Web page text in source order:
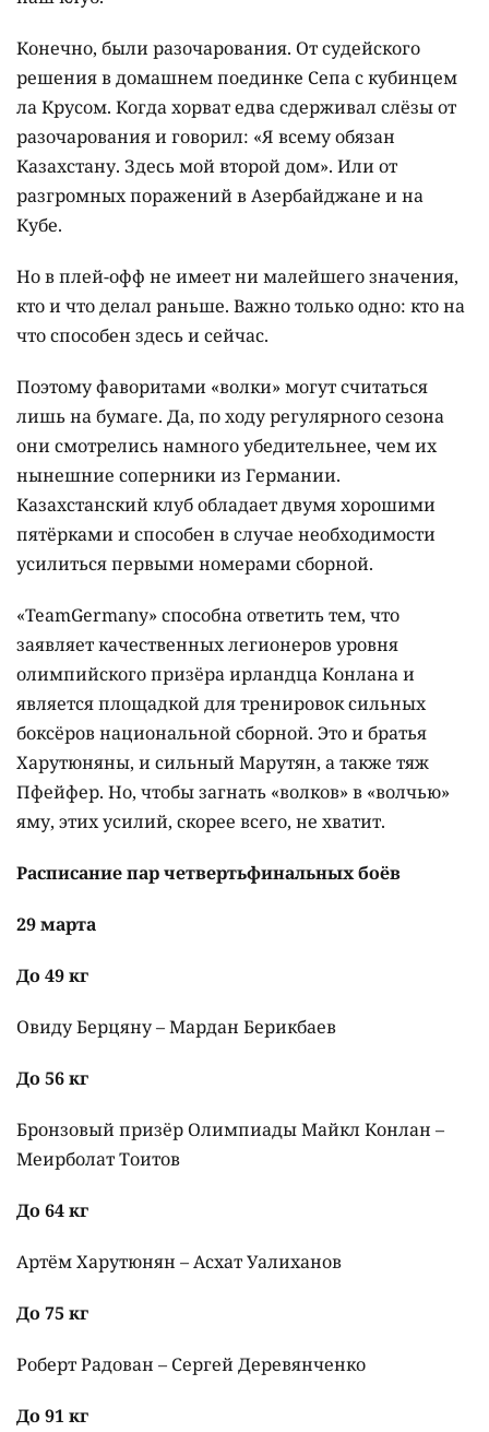
Конечно, были разочарования. От судейского
решения в домашнем поединке Сепа с кубинцем
ла Крусом. Когда хорват едва сдерживал слёзы от
разочарования и говорил: «Я всему обязан
Казахстану. Здесь мой второй дом». Или от
разгромных поражений в Азербайджане и на
Кубе.
Но в плей-офф не имеет ни малейшего значения,
кто и что делал раньше. Важно только одно: кто на
что способен здесь и сейчас.
Поэтому фаворитами «волки» могут считаться
лишь на бумаге. Да, по ходу регулярного сезона
они смотрелись намного убедительнее, чем их
нынешние соперники из Германии.
Казахстанский клуб обладает двумя хорошими
пятёрками и способен в случае необходимости
усилиться первыми номерами сборной.
«TeamGermany» способна ответить тем, что
заявляет качественных легионеров уровня
олимпийского призёра ирландца Конлана и
является площадкой для тренировок сильных
боксёров национальной сборной. Это и братья
Харутюняны, и сильный Марутян, а также тяж
Пфейфер. Но, чтобы загнать «волков» в «волчью»
яму, этих усилий, скорее всего, не хватит.
Расписание пар четвертьфинальных боёв
29 марта
До 49 кг
Овиду Берцяну – Мардан Берикбаев
До 56 кг
Бронзовый призёр Олимпиады Майкл Конлан –
Меирболат Тоитов
До 64 кг
Артём Харутюнян – Асхат Уалиханов
До 75 кг
Роберт Радован – Сергей Деревянченко
До 91 кг